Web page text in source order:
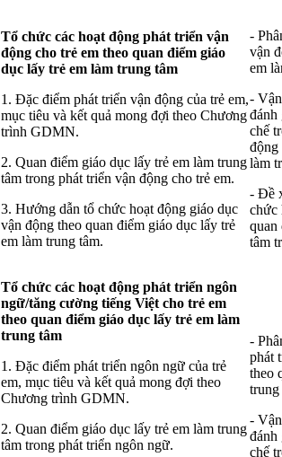
Tổ chức các hoạt động phát triển vận
động cho trẻ em theo quan điểm giáo
dục lấy trẻ em làm trung tâm
1. Đặc điểm phát triển vận động của trẻ em,
mục tiêu và kết quả mong đợi theo Chương
trình GDMN.
2. Quan điểm giáo dục lấy trẻ em làm trung
tâm trong phát triển vận động cho trẻ em.
3. Hướng dẫn tổ chức hoạt động giáo dục
vận động theo quan điểm giáo dục lấy trẻ
em làm trung tâm.
-
vận
em
-
đánh
chế
động
làm
- Đề
chức
quan
tâm
Tổ chức các hoạt động phát triển ngôn
ngữ/tăng cường tiếng Việt cho trẻ em
theo quan điểm giáo dục lấy trẻ em làm
trung tâm
1. Đặc điểm phát triển ngôn ngữ của trẻ
em, mục tiêu và kết quả mong đợi theo
Chương trình GDMN.
2. Quan điểm giáo dục lấy trẻ em làm trung
tâm trong phát triển ngôn ngữ.
-
phát
theo
trung
-
đánh
chế